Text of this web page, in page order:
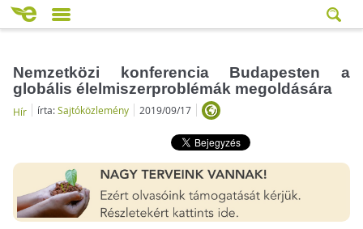
Nemzetközi konferencia Budapesten a
globális élelmiszerproblémák megoldására
Hír írta:Sajtóközlemény 2019/09/17